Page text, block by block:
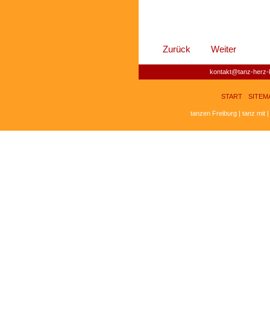
Zurück Weiter
kontakt@tanz-
START
tanzen Freiburg | tanz mit